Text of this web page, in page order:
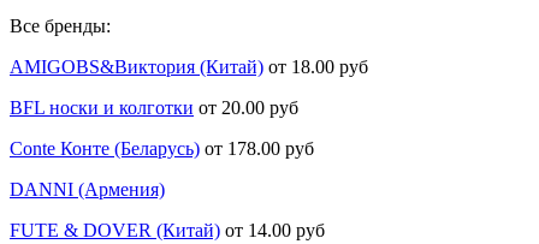
Все бренды:
AMIGOBS&Виктория (Китай) от 18.00 руб
BFL носки и колготки от 20.00 руб
Conte Конте (Беларусь) от 178.00 руб
DANNI (Армения)
FUTE & DOVER (Китай) от 14.00 руб